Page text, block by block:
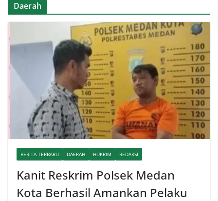
Daerah
BERITA TERBARU DAERAH HUKRIM REDAKSI
Kanit Reskrim Polsek Medan
Kota Berhasil Amankan Pelaku